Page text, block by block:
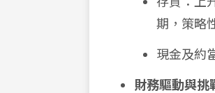
期，策略
現金及約
財務驅動與挑